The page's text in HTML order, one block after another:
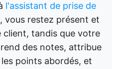
l'assistant de prise de
, vous restez présent et
tandis que votre
des notes, attribue
points abordés, et